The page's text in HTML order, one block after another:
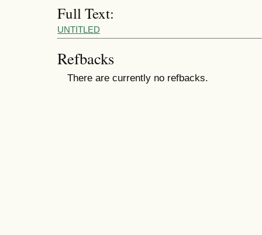
Full Text:
UNTITLED
Refbacks
There are currently no refbacks.